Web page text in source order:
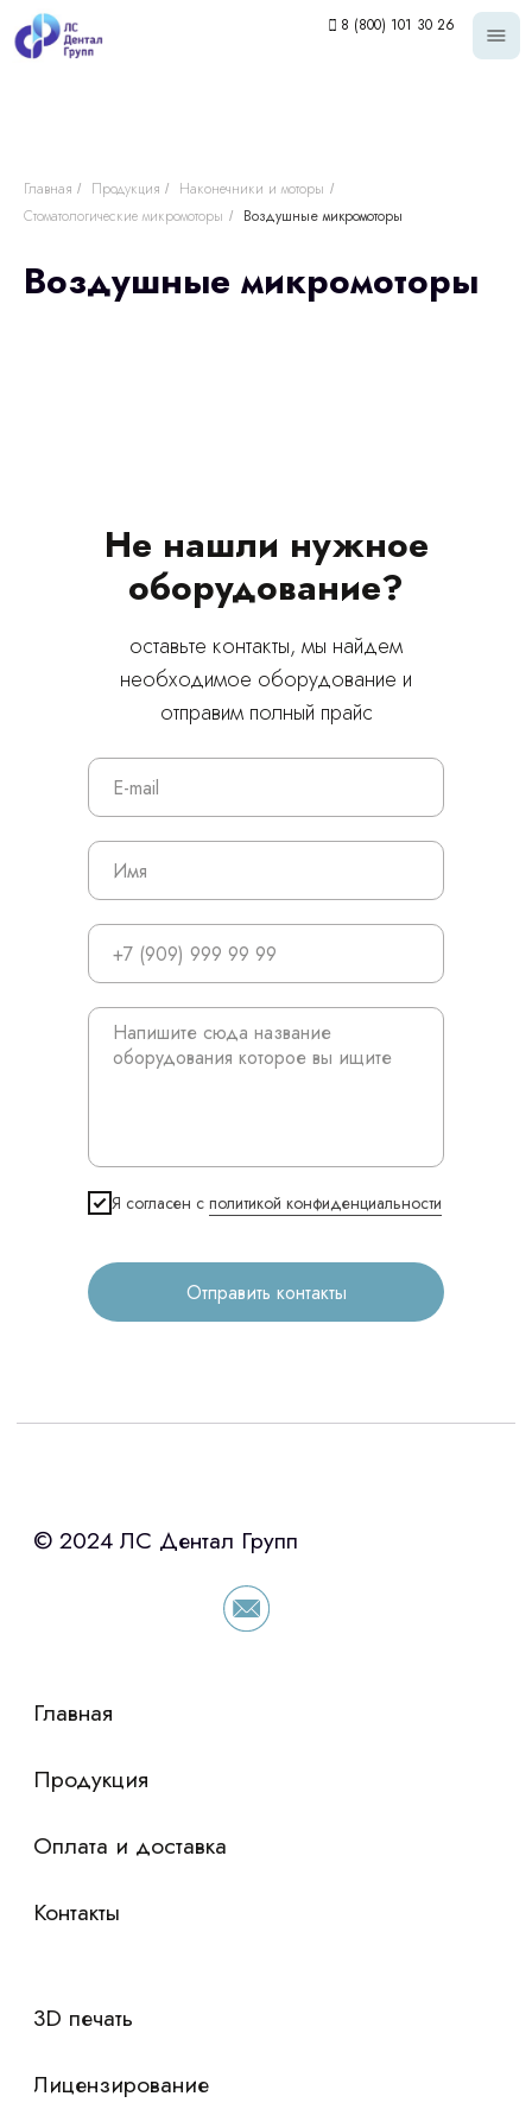
8 (800) 101 30 26
Главная / Продукция / Наконечники и моторы /
Стоматологические микромоторы / Воздушные микромоторы
Воздушные микромоторы
Не нашли нужное
оборудование?
оставьте контакты, мы найдем
необходимое оборудование и
отправим полный прайс
Я согласен с политикой конфиденциальности
Отправить контакты
Продукция
Изготовление хирургических шаблонов
Оплата и доставка
Политика конфиденциальности